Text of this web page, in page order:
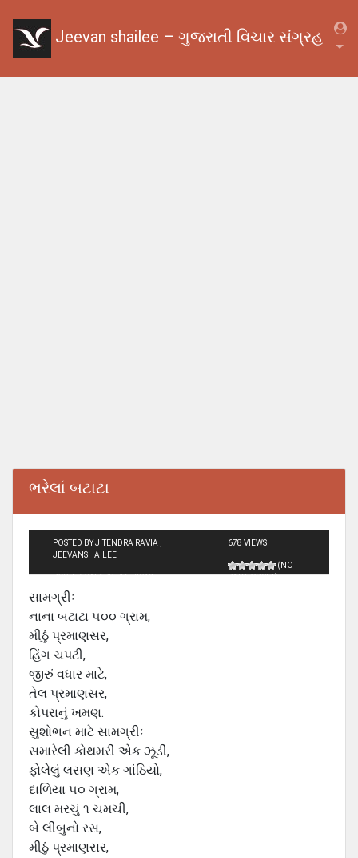
Jeevan shailee – ગુજરાતી વિચાર સંગ્રહ
ભરેલાં બટાટા
POSTED BY JITENDRA RAVIA ,
JEEVANSHAILEE
POSTED ON APR - 16 - 2012
678 VIEWS
(NO
RATINGS YET)
સામગ્રીઃ
નાના બટાટા ૫૦૦ ગ્રામ,
મીઠું પ્રમાણસર,
હિંગ ચપટી,
જીરું વધાર માટે,
તેલ પ્રમાણસર,
કોપરાનું ખમણ.
સુશોભન માટે સામગ્રીઃ
સમારેલી કોથમરી એક ઝૂડી,
ફોલેલું લસણ એક ગાંઠિયો,
દાળિયા ૫૦ ગ્રામ,
લાલ મરચું ૧ ચમચી,
બે લીંબુનો રસ,
મીઠું પ્રમાણસર,